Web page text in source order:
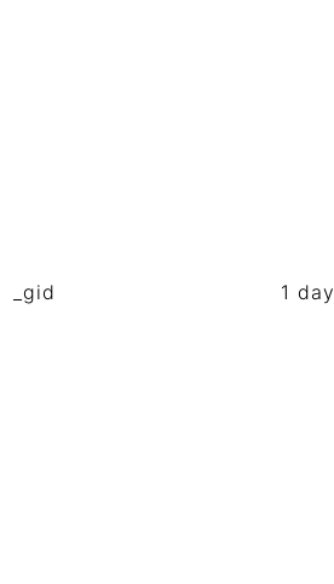
_gid 1 day